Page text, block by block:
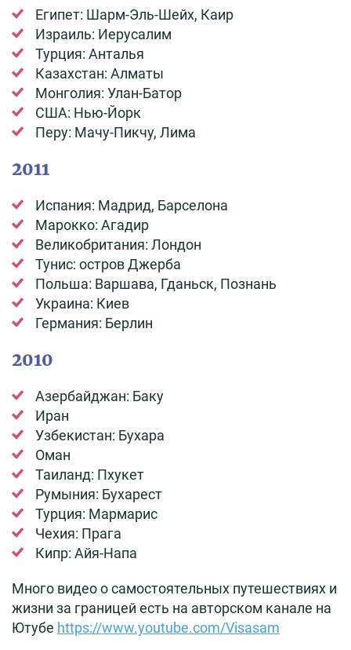
Египет: Шарм-Эль-Шейх, Каир
Израиль: Иерусалим
Турция: Анталья
Казахстан: Алматы
Монголия: Улан-Батор
США: Нью-Йорк
Перу: Мачу-Пикчу, Лима
2011
Испания: Мадрид, Барселона
Марокко: Агадир
Великобритания: Лондон
Тунис: остров Джерба
Польша: Варшава, Гданьск, Познань
Украина: Киев
Германия: Берлин
2010
Азербайджан: Баку
Иран
Узбекистан: Бухара
Оман
Таиланд: Пхукет
Румыния: Бухарест
Турция: Мармарис
Чехия: Прага
Кипр: Айя-Напа
Много видео о самостоятельных путешествиях и
жизни за границей есть на авторском канале на
Ютубе https://www.youtube.com/Visasam